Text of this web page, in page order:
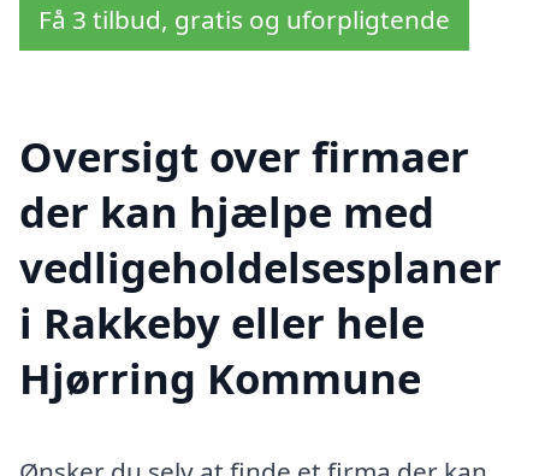
Få 3 tilbud, gratis og uforpligtende
Oversigt over firmaer
der kan hjælpe med
vedligeholdelsesplaner
i Rakkeby eller hele
Hjørring Kommune